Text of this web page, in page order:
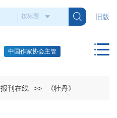
旧版
中国作家协会主管
报刊在线 >> 《牡丹》